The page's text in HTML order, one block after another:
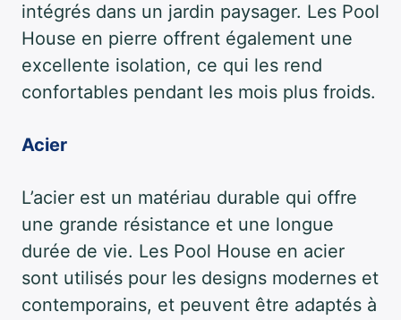
intégrés dans un jardin paysager. Les Pool
House en pierre offrent également une
excellente isolation, ce qui les rend
confortables pendant les mois plus froids.
Acier
L’acier est un matériau durable qui offre
une grande résistance et une longue
durée de vie. Les Pool House en acier
sont utilisés pour les designs modernes et
contemporains, et peuvent être adaptés à